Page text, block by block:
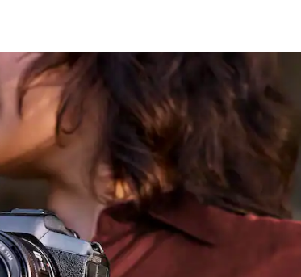
as seta para cima e para baixo do teclado ou tocando